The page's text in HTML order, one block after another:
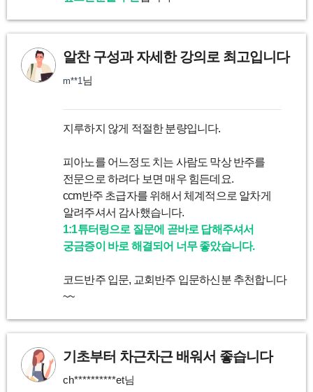
알찬 구성과 자세한 강의로 최고입니다
m**1님
지루하지 않게 적절한 분량입니다.
피아노를 어느정도 치는 사람도 막상 반주를
전문으로 하려다 보면 매우 힘든데요.
ccm반주 초급자를 위해서 체계적으로 알차게
알려주셔서 감사했습니다.
1:1튜터링으로 질문에 곧바로 답해주셔서
궁금증이 바로 해결되어 너무 좋았습니다.
코드반주 입문, 교회반주 입문하신분 추천합니다
~~
기초부터 차근차근 배워서 좋습니다
ch**********et님